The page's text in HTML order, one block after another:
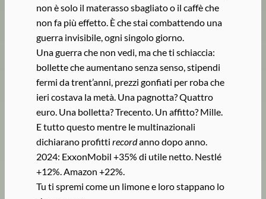
non è solo il materasso sbagliato o il caffè che
non fa più effetto. È che stai combattendo una
guerra invisibile, ogni singolo giorno.
Una guerra che non vedi, ma che ti schiaccia:
bollette che aumentano senza senso, stipendi
fermi da trent’anni, prezzi gonfiati per roba che
ieri costava la metà. Una pagnotta? Quattro
euro. Una bolletta? Trecento. Un affitto? Mille.
E tutto questo mentre le multinazionali
dichiarano profitti recordanno dopo anno.
2024: ExxonMobil +35% di utile netto. Nestlé
+12%. Amazon +22%.
Tu ti spremi come un limone e loro stappano lo